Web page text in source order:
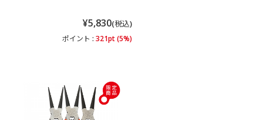
¥5,830(税込)
ポイント : 321pt (5%)